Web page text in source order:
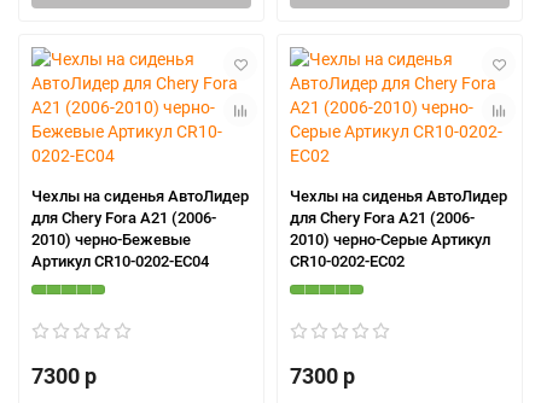
Чехлы на сиденья АвтоЛидер
для Chery Fora A21 (2006-
2010) черно-Бежевые
Артикул CR10-0202-EC04
7300 р
Чехлы на сиденья АвтоЛидер
для Chery Fora A21 (2006-
2010) черно-Серые Артикул
CR10-0202-EC02
7300 р